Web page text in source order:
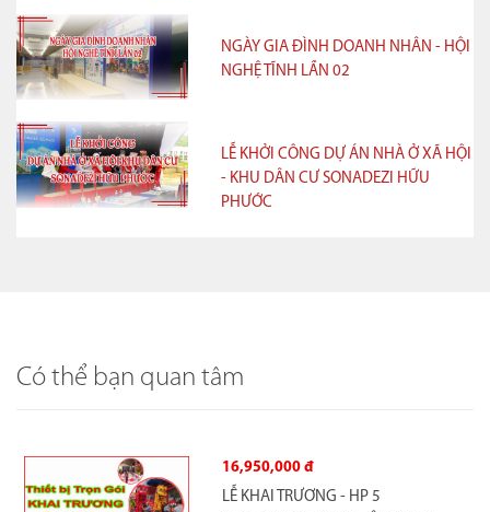
NGÀY GIA ĐÌNH DOANH NHÂN - HỘI
NGHỆ TĨNH LẦN 02
LỄ KHỞI CÔNG DỰ ÁN NHÀ Ở XÃ HỘI
- KHU DÂN CƯ SONADEZI HỮU
PHƯỚC
Có thể bạn quan tâm
14,440,000 đ
LỄ KHAI TRƯƠNG - HP 3